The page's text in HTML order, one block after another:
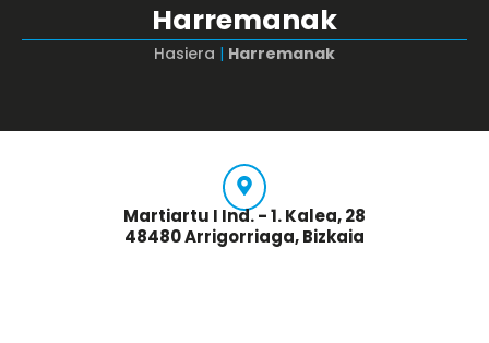
Harremanak
Hasiera | Harremanak
Martiartu I Ind. - 1. Kalea, 28
48480 Arrigorriaga, Bizkaia